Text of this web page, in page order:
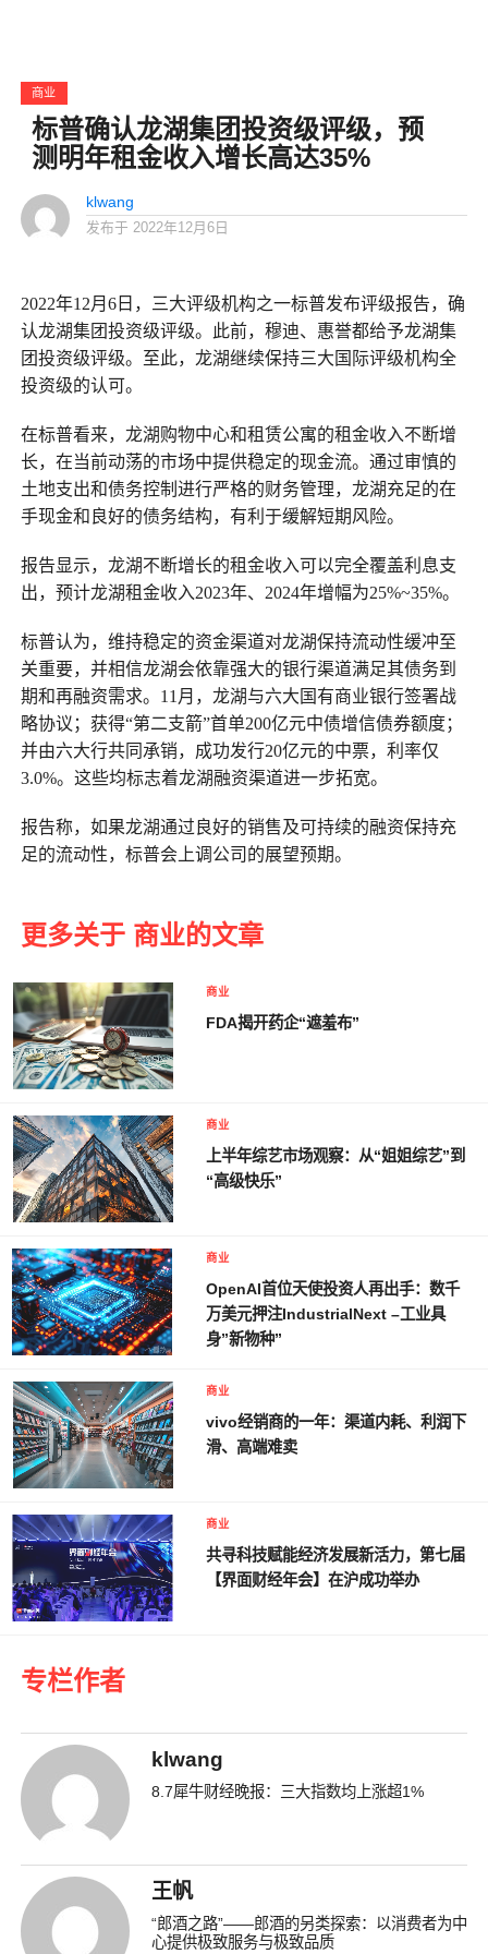
商业
标普确认龙湖集团投资级评级，预
测明年租金收入增长高达35%
klwang
发布于 2022年12月6日
2022年12月6日，三大评级机构之一标普发布评级报告，确
认龙湖集团投资级评级。此前，穆迪、惠誉都给予龙湖集
团投资级评级。至此，龙湖继续保持三大国际评级机构全
投资级的认可。
在标普看来，龙湖购物中心和租赁公寓的租金收入不断增
长，在当前动荡的市场中提供稳定的现金流。通过审慎的
土地支出和债务控制进行严格的财务管理，龙湖充足的在
手现金和良好的债务结构，有利于缓解短期风险。
报告显示，龙湖不断增长的租金收入可以完全覆盖利息支
出，预计龙湖租金收入2023年、2024年增幅为25%~35%。
标普认为，维持稳定的资金渠道对龙湖保持流动性缓冲至
关重要，并相信龙湖会依靠强大的银行渠道满足其债务到
期和再融资需求。11月，龙湖与六大国有商业银行签署战
略协议；获得“第二支箭”首单200亿元中债增信债券额度；
并由六大行共同承销，成功发行20亿元的中票，利率仅
3.0%。这些均标志着龙湖融资渠道进一步拓宽。
报告称，如果龙湖通过良好的销售及可持续的融资保持充
足的流动性，标普会上调公司的展望预期。
更多关于 商业的文章
商业
FDA揭开药企“遮羞布”
商业
上半年综艺市场观察：从“姐姐综艺”到
“高级快乐”
商业
OpenAI首位天使投资人再出手：数千
万美元押注IndustrialNext –工业具
身”新物种”
商业
vivo经销商的一年：渠道内耗、利润下
滑、高端难卖
商业
共寻科技赋能经济发展新活力，第七届
【界面财经年会】在沪成功举办
专栏作者
klwang
8.7犀牛财经晚报：三大指数均上涨超1%
王帆
“郎酒之路”——郎酒的另类探索：以消费者为中
心提供极致服务与极致品质